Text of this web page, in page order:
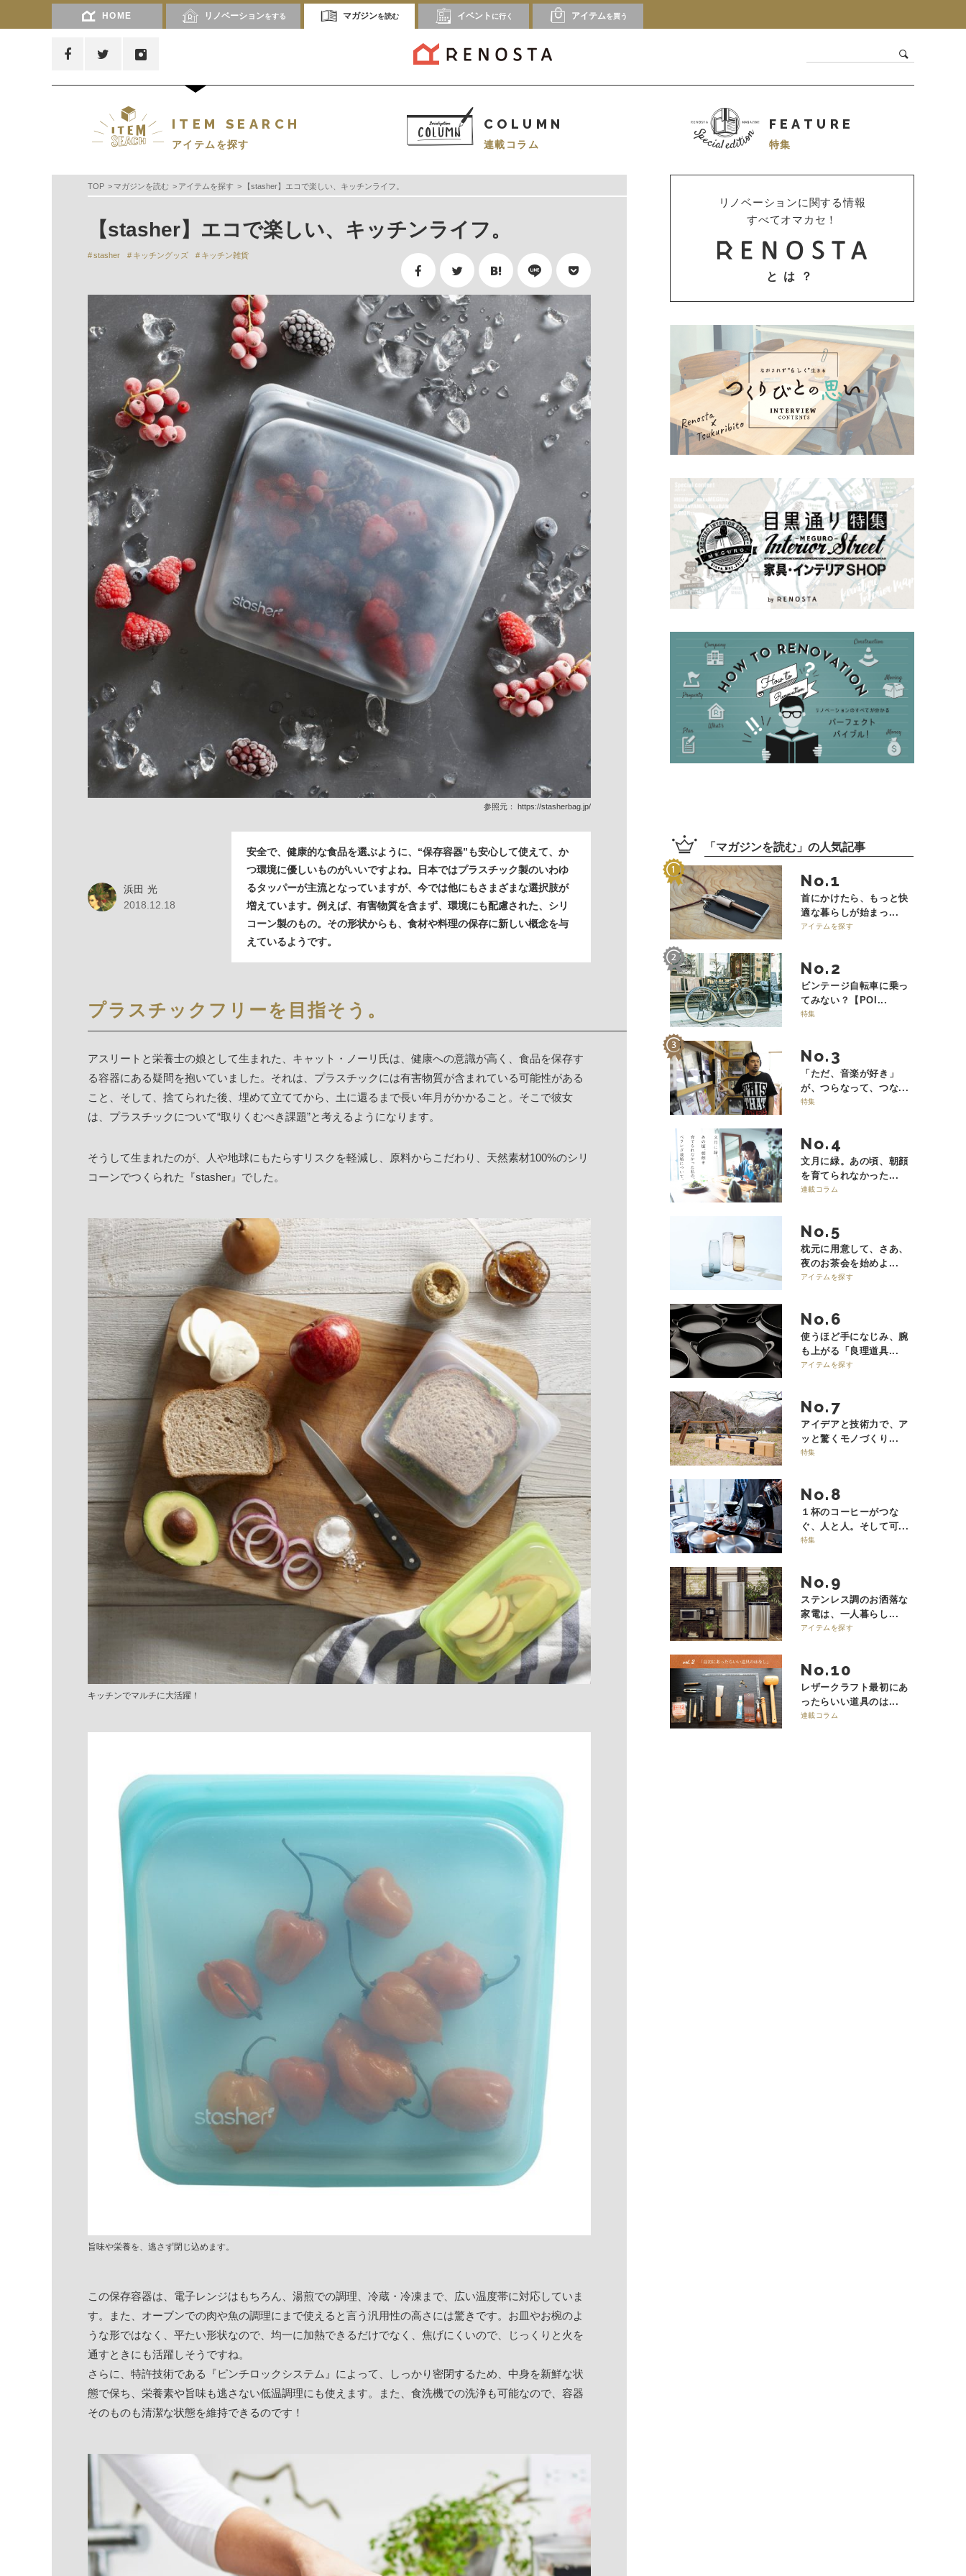
HOME リノベーションをする マガジンを読む イベント に行く アイテムを買う
ITEM SEARCH
アイテムを探す
COLUMN
連載コラム
FEATURE
特集
TOP マガジンを読む アイテムを探す 【stasher】エコで楽しい、キッチンライフ。
【stasher】エコで楽しい、キッチンライフ。
stasher キッチングッズ キッチン雑貨
参照元： https://stasherbag.jp/
浜田 光
2018.12.18
安全で、健康的な食品を選ぶように、“保存容器”も安心して使えて、か
つ環境に優しいものがいいですよね。日本ではプラスチック製のいわゆ
るタッパーが主流となっていますが、今では他にもさまざまな選択肢が
増えています。例えば、有害物質を含まず、環境にも配慮された、シリ
コーン製のもの。その形状からも、食材や料理の保存に新しい概念を与
えているようです。
プラスチックフリーを目指そう。
アスリートと栄養士の娘として生まれた、キャット・ノーリ氏は、健康への意識が高く、食品を保存す
る容器にある疑問を抱いていました。それは、プラスチックには有害物質が含まれている可能性がある
こと、そして、捨てられた後、埋めて立ててから、土に還るまで長い年月がかかること。そこで彼女
は、プラスチックについて“取りくむべき課題”と考えるようになります。
そうして生まれたのが、人や地球にもたらすリスクを軽減し、原料からこだわり、天然素材100%のシリ
コーンでつくられた『stasher』でした。
キッチンでマルチに大活躍！
旨味や栄養を、逃さず閉じ込めます。
この保存容器は、電子レンジはもちろん、湯煎での調理、冷蔵・冷凍まで、広い温度帯に対応していま
す。また、オーブンでの肉や魚の調理にまで使えると言う汎用性の高さには驚きです。お皿やお椀のよ
うな形ではなく、平たい形状なので、均一に加熱できるだけでなく、焦げにくいので、じっくりと火を
通すときにも活躍しそうですね。
さらに、特許技術である『ピンチロックシステム』によって、しっかり密閉するため、中身を新鮮な状
態で保ち、栄養素や旨味も逃さない低温調理にも使えます。また、食洗機での洗浄も可能なので、容器
そのものも清潔な状態を維持できるのです！
リノベーションに関する情報
すべてオマカセ！
とは？
「 マガジンを読む 」の人気記事
No.
首にかけたら、もっと快
適な暮らしが始まっ...
アイテムを探す
No.
ビンテージ自転車に乗っ
てみない？【POI...
特集
No.
「ただ、音楽が好き」
が、つらなって、つな...
特集
No.
文月に緑。あの頃、朝顔
を育てられなかった...
連載コラム
No.
枕元に用意して、さあ、
夜のお茶会を始めよ...
アイテムを探す
No.
使うほど手になじみ、腕
も上がる「良理道具...
アイテムを探す
No.
アイデアと技術力で、ア
ッと驚くモノづくり...
特集
No.
１杯のコーヒーがつな
ぐ、人と人。そして可...
特集
No.
ステンレス調のお洒落な
家電は、一人暮らし...
アイテムを探す
No.
レザークラフト最初にあ
ったらいい道具のは...
連載コラム